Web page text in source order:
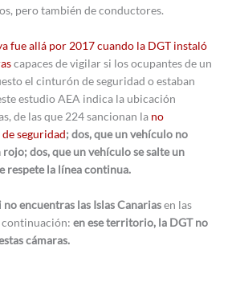
pero también de conductores.
fue allá por 2017 cuando la DGT instaló
capaces de vigilar si los ocupantes de un
el cinturón de seguridad o estaban
estudio AEA indica la ubicación
de las que 224 sancionan la no
seguridad; dos, que un vehículo no
dos, que un vehículo se salte un
respete la línea continua.
encuentras las Islas Canariasen las
continuación: en ese territorio, la DGT no
cámaras.